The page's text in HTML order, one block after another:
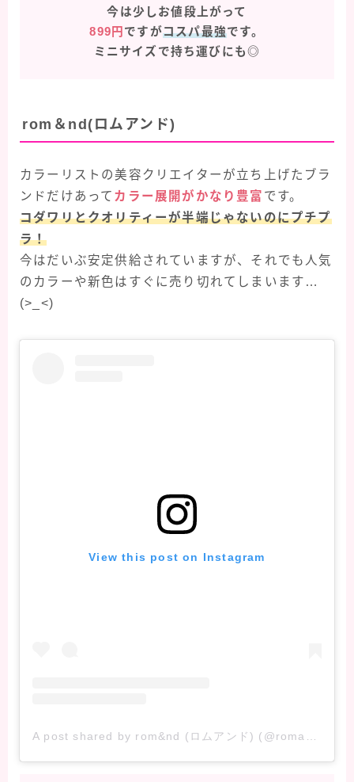
今は少しお値段上がって
899円 ですがコスパ最強です。
ミニサイズで持ち運びにも◎
rom＆nd(ロムアンド)
カラーリストの美容クリエイターが立ち上げたブラ
ンドだけあって カラー展開がかなり豊富 です。
コダワリとクオリティーが半端じゃないのにプチプ
ラ！
今はだいぶ安定供給されていますが、それでも人気
のカラーや新色はすぐに売り切れてしまいます…
(>_<)
View this post on Instagram